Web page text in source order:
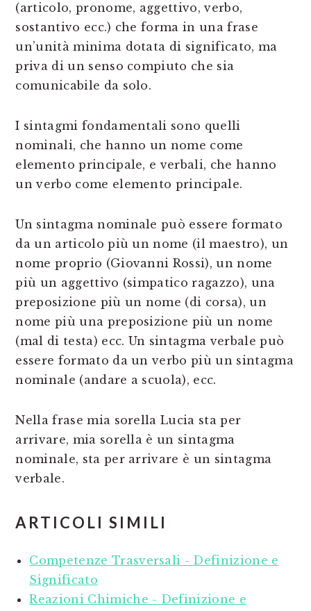
(articolo, pronome, aggettivo, verbo,
sostantivo ecc.) che forma in una frase
un’unità minima dotata di significato, ma
priva di un senso compiuto che sia
comunicabile da solo.
I sintagmi fondamentali sono quelli
nominali, che hanno un nome come
elemento principale, e verbali, che hanno
un verbo come elemento principale.
Un sintagma nominale può essere formato
da un articolo più un nome (il maestro), un
nome proprio (Giovanni Rossi), un nome
più un aggettivo (simpatico ragazzo), una
preposizione più un nome (di corsa), un
nome più una preposizione più un nome
(mal di testa) ecc. Un sintagma verbale può
essere formato da un verbo più un sintagma
nominale (andare a scuola), ecc.
Nella frase mia sorella Lucia sta per
arrivare, mia sorella è un sintagma
nominale, sta per arrivare è un sintagma
verbale.
ARTICOLI SIMILI
Competenze Trasversali - Definizione e
Significato
Reazioni Chimiche - Definizione e